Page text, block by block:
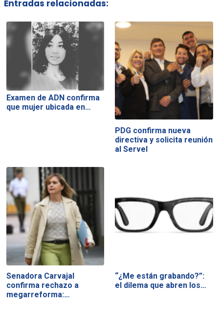
Entradas relacionadas:
Examen de ADN confirma
que mujer ubicada en…
PDG confirma nueva
directiva y solicita reunión
al Servel
Senadora Carvajal
confirma rechazo a
megarreforma:…
“¿Me están grabando?”:
el dilema que abren los…